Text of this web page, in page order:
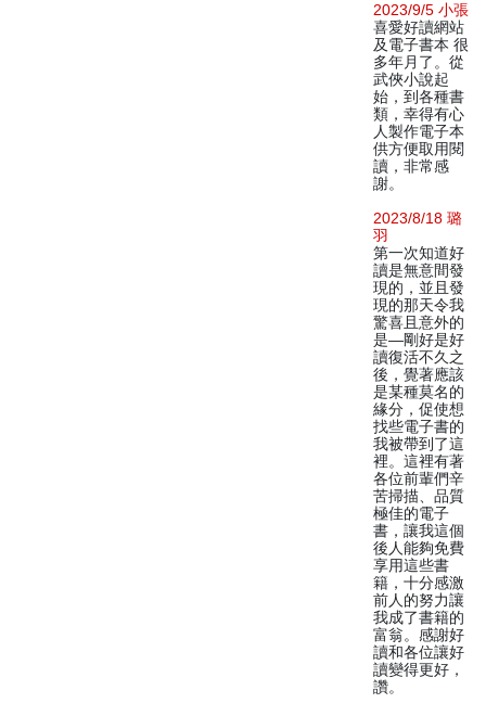
2023/9/5 小張
喜愛好讀網站
及電子書本 很
多年月了。從
武俠小說起
始，到各種書
類，幸得有心
人製作電子本
供方便取用閱
讀，非常感
謝。
2023/8/18 璐
羽
第一次知道好
讀是無意間發
現的，並且發
現的那天令我
驚喜且意外的
是—剛好是好
讀復活不久之
後，覺著應該
是某種莫名的
緣分，促使想
找些電子書的
我被帶到了這
裡。這裡有著
各位前輩們辛
苦掃描、品質
極佳的電子
書，讓我這個
後人能夠免費
享用這些書
籍，十分感激
前人的努力讓
我成了書籍的
富翁。感謝好
讀和各位讓好
讀變得更好，
讚。